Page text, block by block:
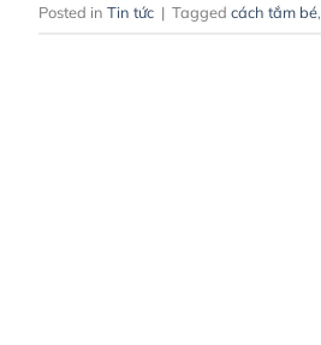
Posted in Tin tức | Tagged cách tắm bé,